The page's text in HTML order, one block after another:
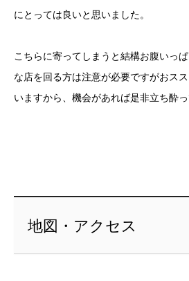
にとっては良いと思いました。
こちらに寄ってしまうと結構お腹いっ
な店を回る方は注意が必要ですがおス
いますから、機会があれば是非立ち酔
地図・アクセス